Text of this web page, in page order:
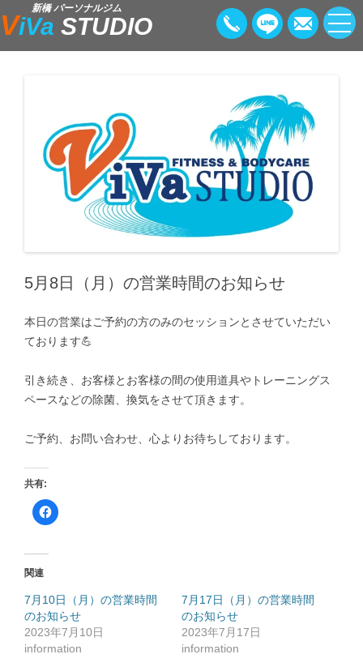
新橋 パーソナルジム
ViVa STUDIO
5月8日（月）の営業時間のお知らせ
本日の営業はご予約の方のみのセッションとさせていただい
ております💪
引き続き、お客様とお客様の間の使用道具やトレーニングス
ペースなどの除菌、換気をさせて頂きます。
ご予約、お問い合わせ、心よりお待ちしております。
共有:
F
a
共
有
す
る
に
は
ク
関連
7月10日（月）の営業時間
のお知らせ
2023年7月10日
information
7月17日（月）の営業時間
のお知らせ
2023年7月17日
information